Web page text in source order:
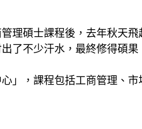
理碩士課程後，去年秋天
了不少汗水，最終修得碩
」，課程包括工商管理、